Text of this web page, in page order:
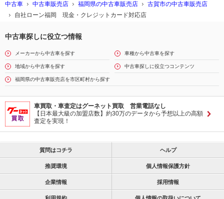
中古車 中古車販売店 福岡県の中古車販売店
古賀市の中古車販売店
自社ローン福岡 現金・クレジットカード対応店
中古車探しに役立つ情報
メーカーから中古車を探す 車種から中古車を探す
地域から中古車を探す 中古車探しに役立つコンテンツ
福岡県の中古車販売店を市区町村から探す
車買取・車査定はグーネット買取 営業電話なし
【日本最大級の加盟店数】約30万のデータから予想以上の高額
査定を実現！
質問はコチラ ヘルプ
推奨環境 個人情報保護方針
企業情報 採用情報